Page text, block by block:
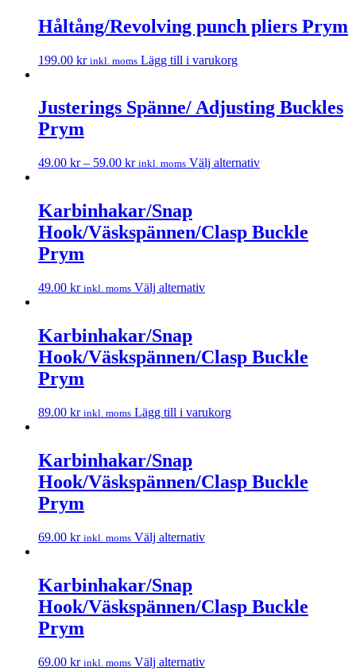
Håltång/Revolving punch pliers Prym
199.00 kr inkl. moms Lägg till i varukorg
Justerings Spänne/ Adjusting Buckles
Prym
49.00 kr– 59.00 kr inkl. moms Välj alternativ
Karbinhakar/Snap
Hook/Väskspännen/Clasp Buckle
Prym
49.00 kr inkl. moms Välj alternativ
Karbinhakar/Snap
Hook/Väskspännen/Clasp Buckle
Prym
89.00 kr inkl. moms Lägg till i varukorg
Karbinhakar/Snap
Hook/Väskspännen/Clasp Buckle
Prym
69.00 kr inkl. moms Välj alternativ
Karbinhakar/Snap
Hook/Väskspännen/Clasp Buckle
Prym
69.00 kr inkl. moms Välj alternativ